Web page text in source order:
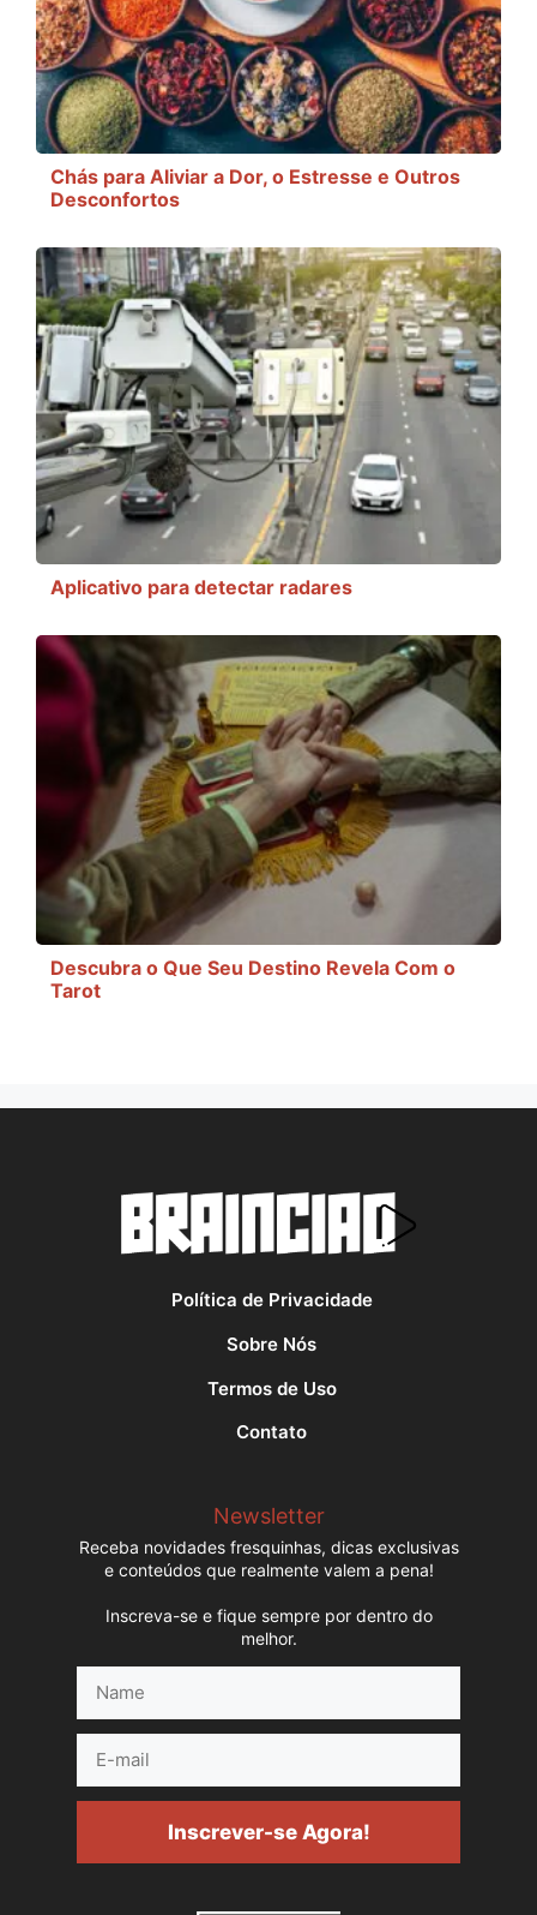
Chás para Aliviar a Dor, o Estresse e Outros
Desconfortos
Aplicativo para detectar radares
Descubra o Que Seu Destino Revela Com o
Tarot
Política de Privacidade
Sobre Nós
Termos de Uso
Contato
Newsletter
Receba novidades fresquinhas, dicas exclusivas
e conteúdos que realmente valem a pena!
Inscreva-se e fique sempre por dentro do
melhor.
mail
Inscrever-se Agora!